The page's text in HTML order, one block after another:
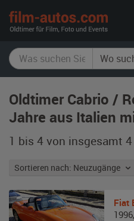
Oldtimer Cabrio /
Jahre aus Italien
1 bis 4 von insgesamt 4
Sortieren nach: Neuzugänge
Fiat
1996,